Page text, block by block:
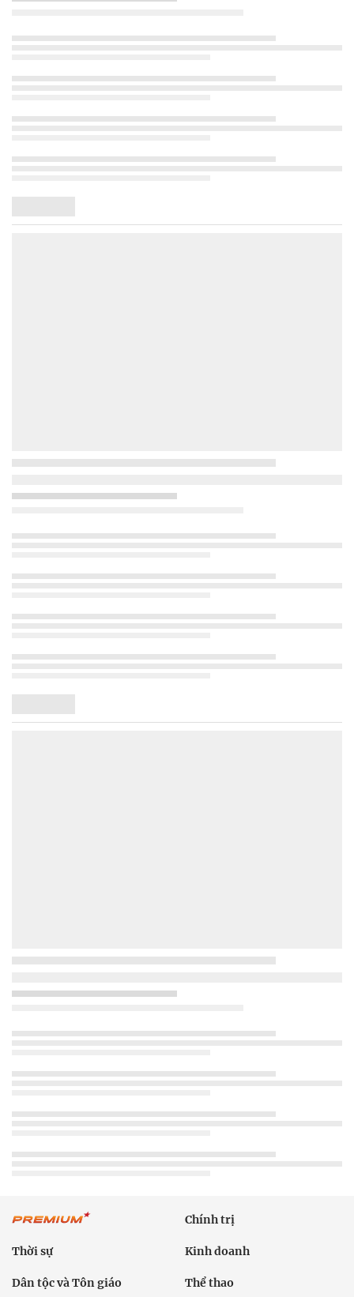
Chính trị
Thời sự Kinh doanh
Dân tộc và Tôn giáo Thể thao